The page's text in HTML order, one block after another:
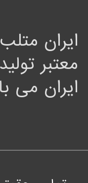
ایران
معتبر
ایران می